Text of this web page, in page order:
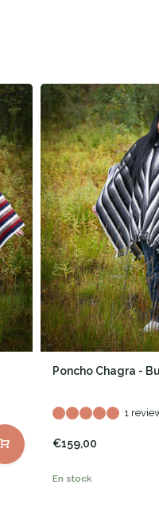
Poncho Chagra -
1
€159,00
En stock